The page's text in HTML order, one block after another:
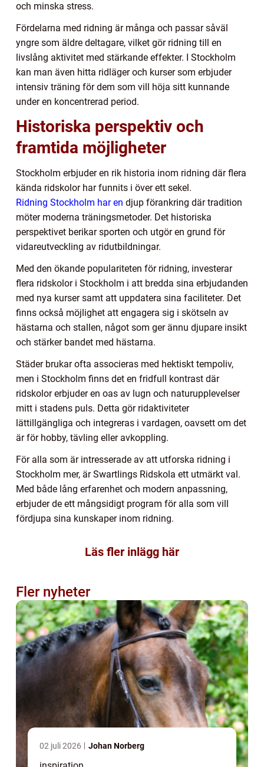
och minska stress.
Fördelarna med ridning är många och passar såväl
yngre som äldre deltagare, vilket gör ridning till en
livslång aktivitet med stärkande effekter. I Stockholm
kan man även hitta ridläger och kurser som erbjuder
intensiv träning för dem som vill höja sitt kunnande
under en koncentrerad period.
Historiska perspektiv och
framtida möjligheter
Stockholm erbjuder en rik historia inom ridning där flera
kända ridskolor har funnits i över ett sekel.
Ridning Stockholm har en djup förankring där tradition
möter moderna träningsmetoder. Det historiska
perspektivet berikar sporten och utgör en grund för
vidareutveckling av ridutbildningar.
Med den ökande populariteten för ridning, investerar
flera ridskolor i Stockholm i att bredda sina erbjudanden
med nya kurser samt att uppdatera sina faciliteter. Det
finns också möjlighet att engagera sig i skötseln av
hästarna och stallen, något som ger ännu djupare insikt
och stärker bandet med hästarna.
Städer brukar ofta associeras med hektiskt tempoliv,
men i Stockholm finns det en fridfull kontrast där
ridskolor erbjuder en oas av lugn och naturupplevelser
mitt i stadens puls. Detta gör ridaktiviteter
lättillgängliga och integreras i vardagen, oavsett om det
är för hobby, tävling eller avkoppling.
För alla som är intresserade av att utforska ridning i
Stockholm mer, är Swartlings Ridskola ett utmärkt val.
Med både lång erfarenhet och modern anpassning,
erbjuder de ett mångsidigt program för alla som vill
fördjupa sina kunskaper inom ridning.
Läs fler inlägg här
Fler nyheter
02 juli 2026 Johan Norberg